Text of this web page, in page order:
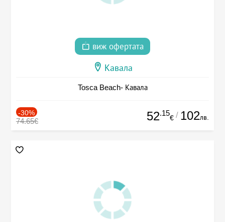
виж офертата
Кавала
Tosca Beach- Кавала
-30%
74.65€ 52.15
€ / 102лв.